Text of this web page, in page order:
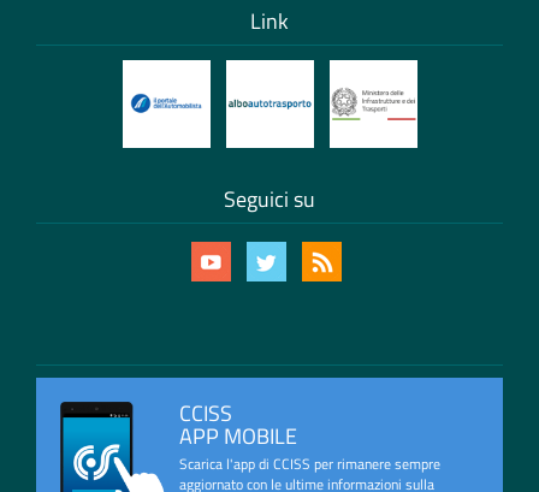
Link
Seguici su
CCISS
APP MOBILE
Scarica l'app di CCISS per rimanere sempre
aggiornato con le ultime informazioni sulla